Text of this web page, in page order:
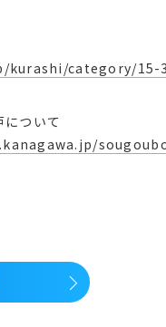
kurashi/category/
ついて